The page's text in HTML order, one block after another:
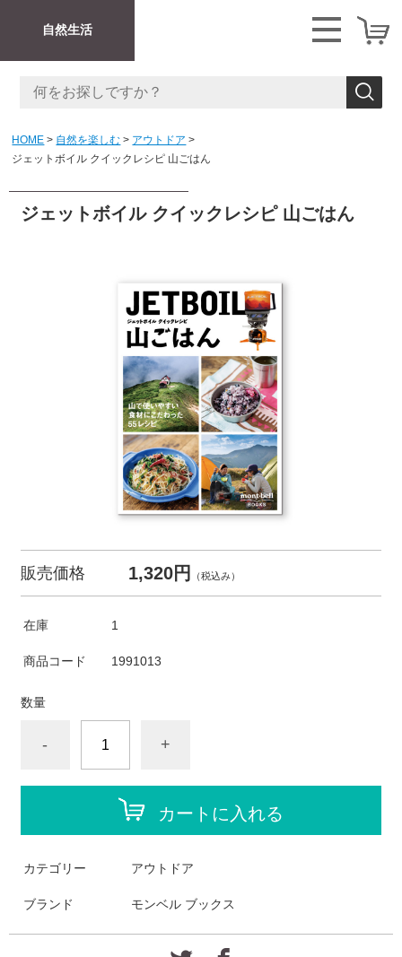
自然生活
HOME 自然を楽しむ
アウトドア
ジェットボイル クイックレシピ 山ごはん
ジェットボイル クイックレシピ 山ごはん
販売価格 1,320円 （税込み）
在庫 1
商品コード 1991013
数量
- +
カートに入れる
カテゴリー アウトドア
ブランド モンベル ブックス